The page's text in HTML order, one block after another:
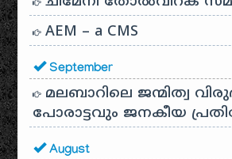
AEM – a CMS
September
മലബാറിലെ ജന്മിത്വ
പോരാട്ടവും ജനകീയ
August